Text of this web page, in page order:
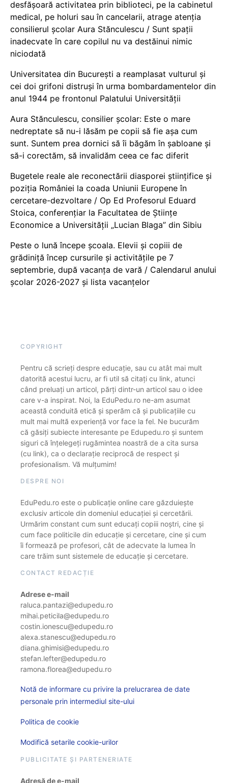
desfășoară activitatea prin biblioteci, pe la cabinetul
medical, pe holuri sau în cancelarii, atrage atenția
consilierul școlar Aura Stănculescu / Sunt spații
inadecvate în care copilul nu va destăinui nimic
niciodată
Universitatea din București a reamplasat vulturul și
cei doi grifoni distruși în urma bombardamentelor din
anul 1944 pe frontonul Palatului Universității
Aura Stănculescu, consilier școlar: Este o mare
nedreptate să nu-i lăsăm pe copii să fie așa cum
sunt. Suntem prea dornici să îi băgăm în șabloane și
să-i corectăm, să invalidăm ceea ce fac diferit
Bugetele reale ale reconectării diasporei științifice și
poziția României la coada Uniunii Europene în
cercetare-dezvoltare / Op Ed Profesorul Eduard
Stoica, conferențiar la Facultatea de Științe
Economice a Universității „Lucian Blaga” din Sibiu
Peste o lună începe școala. Elevii și copiii de
grădiniță încep cursurile și activitățile pe 7
septembrie, după vacanța de vară / Calendarul anului
școlar 2026-2027 și lista vacanțelor
COPYRIGHT
Pentru că scrieți despre educație, sau cu atât mai mult
datorită acestui lucru, ar fi util să citați cu link, atunci
când preluați un articol, părți dintr-un articol sau o idee
care v-a inspirat. Noi, la EduPedu.ro ne-am asumat
această conduită etică și sperăm că și publicațiile cu
mult mai multă experiență vor face la fel. Ne bucurăm
că găsiți subiecte interesante pe Edupedu.ro și suntem
siguri că înțelegeți rugămintea noastră de a cita sursa
(cu link), ca o declarație reciprocă de respect și
profesionalism. Vă mulțumim!
DESPRE NOI
EduPedu.ro este o publicație online care găzduiește
exclusiv articole din domeniul educației și cercetării.
Urmărim constant cum sunt educați copiii noștri, cine și
cum face politicile din educație și cercetare, cine și cum
îi formează pe profesori, cât de adecvate la lumea în
care trăim sunt sistemele de educație și cercetare.
CONTACT REDACȚIE
Adrese e-mail
raluca.pantazi@edupedu.ro
mihai.peticila@edupedu.ro
costin.ionescu@edupedu.ro
alexa.stanescu@edupedu.ro
diana.ghimisi@edupedu.ro
stefan.lefter@edupedu.ro
ramona.florea@edupedu.ro
Notă de informare cu privire la prelucrarea de date
personale prin intermediul site-ului
Politica de cookie
Modifică setarile cookie-urilor
PUBLICITATE ȘI PARTENERIATE
Adresă de e-mail